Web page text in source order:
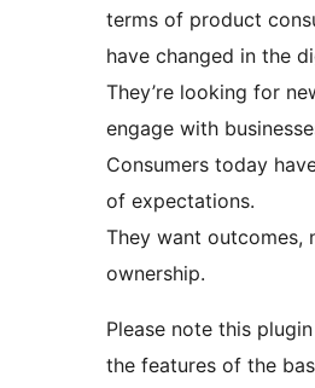
terms of product
have changed in the
They’re looking for
engage with
Consumers today
of expectations.
They want outcomes,
ownership.
Please note this
the features of the